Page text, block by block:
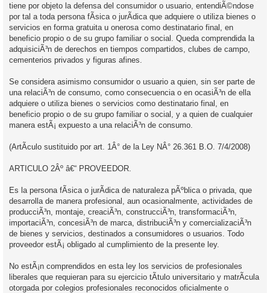
tiene por objeto la defensa del consumidor o usuario, entendiÃ©ndose
por tal a toda persona fÃ­sica o jurÃ­dica que adquiere o utiliza bienes o
servicios en forma gratuita u onerosa como destinatario final, en
beneficio propio o de su grupo familiar o social. Queda comprendida la
adquisiciÃ³n de derechos en tiempos compartidos, clubes de campo,
cementerios privados y figuras afines.
Se considera asimismo consumidor o usuario a quien, sin ser parte de
una relaciÃ³n de consumo, como consecuencia o en ocasiÃ³n de ella
adquiere o utiliza bienes o servicios como destinatario final, en
beneficio propio o de su grupo familiar o social, y a quien de cualquier
manera estÃ¡ expuesto a una relaciÃ³n de consumo.
(ArtÃ­culo sustituido por art. 1Â° de la Ley NÂ° 26.361 B.O. 7/4/2008)
ARTICULO 2Âº â€“ PROVEEDOR.
Es la persona fÃ­sica o jurÃ­dica de naturaleza pÃºblica o privada, que
desarrolla de manera profesional, aun ocasionalmente, actividades de
producciÃ³n, montaje, creaciÃ³n, construcciÃ³n, transformaciÃ³n,
importaciÃ³n, concesiÃ³n de marca, distribuciÃ³n y comercializaciÃ³n
de bienes y servicios, destinados a consumidores o usuarios. Todo
proveedor estÃ¡ obligado al cumplimiento de la presente ley.
No estÃ¡n comprendidos en esta ley los servicios de profesionales
liberales que requieran para su ejercicio tÃ­tulo universitario y matrÃ­cula
otorgada por colegios profesionales reconocidos oficialmente o